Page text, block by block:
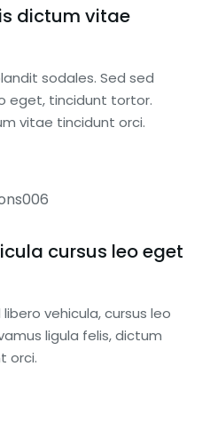
dictum vitae
sodales. Sed sed
eget, tincidunt tortor.
vitae tincidunt orci.
cursus leo eget
vehicula, cursus leo
ligula felis, dictum
orci.